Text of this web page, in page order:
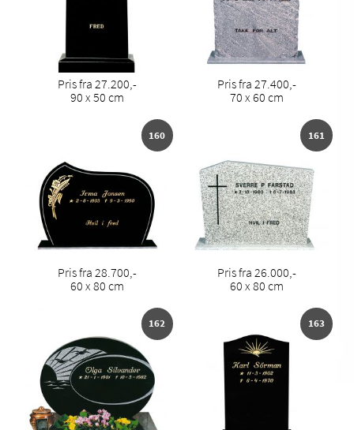
Pris fra 27.200,-
90 x 50 cm
Pris fra 27.400,-
70 x 60 cm
160
Pris fra 28.700,-
60 x 80 cm
161
Pris fra 26.000,-
60 x 80 cm
162 163